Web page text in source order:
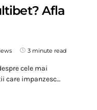
Afla
3 minute read
cele mai
care impanzesc…